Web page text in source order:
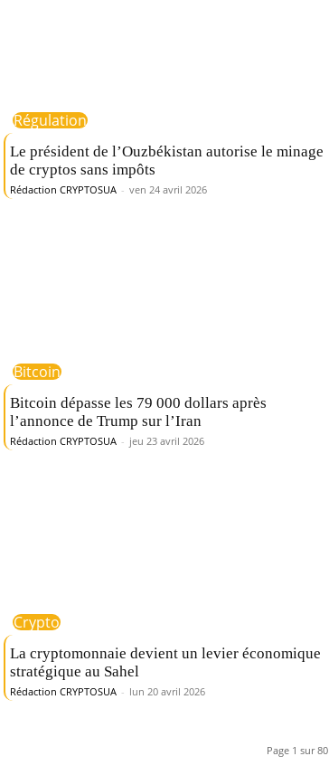
Régulation
Le président de l’Ouzbékistan autorise le minage
de cryptos sans impôts
Rédaction CRYPTOSUA - ven 24 avril 2026
Bitcoin
Bitcoin dépasse les 79 000 dollars après
l’annonce de Trump sur l’Iran
Rédaction CRYPTOSUA - jeu 23 avril 2026
Crypto
La cryptomonnaie devient un levier économique
stratégique au Sahel
Rédaction CRYPTOSUA - lun 20 avril 2026
Page 1 sur 80